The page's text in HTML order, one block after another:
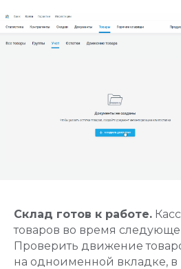
Склад готов к работе.
товаров во время
Проверить движение
на одноименной вкладке, в